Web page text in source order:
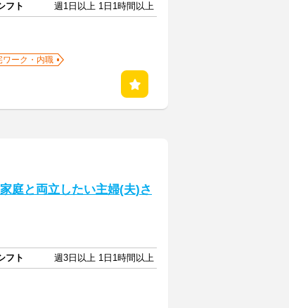
フト
週1日以上 1日1時間以上
ワーク・内職
庭と両立したい主婦(夫)さ
フト
週3日以上 1日1時間以上